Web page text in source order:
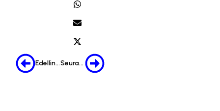
Edellinen Seuraava